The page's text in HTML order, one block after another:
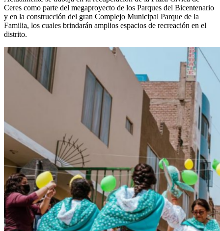
Ceres como parte del megaproyecto de los Parques del Bicentenario
y en la construcción del gran Complejo Municipal Parque de la
Familia, los cuales brindarán amplios espacios de recreación en el
distrito.